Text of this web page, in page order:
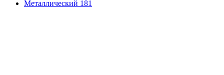
Металлический 181